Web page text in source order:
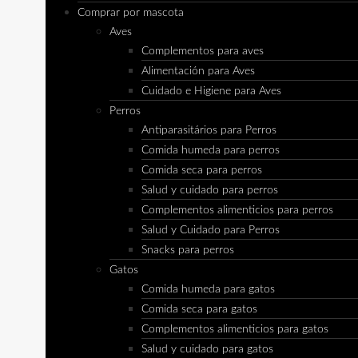
Comprar por mascota
Aves
Complementos para aves
Alimentación para Aves
Cuidado e Higiene para Aves
Perros
Antiparasitários para Perros
Comida humeda para perros
Comida seca para perros
Salud y cuidado para perros
Complementos alimenticios para perros
Salud y Cuidado para Perros
Snacks para perros
Gatos
Comida humeda para gatos
Comida seca para gatos
Complementos alimenticios para gatos
Salud y cuidado para gatos